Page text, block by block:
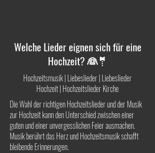
Welche Lieder eignen sich für eine
Hochzeit? 👰🤵
Hochzeitsmusik | Liebeslieder | Liebeslieder
Hochzeit | Hochzeitslieder Kirche
Die Wahl der richtigen Hochzeitslieder und der Musik
zur Hochzeit kann den Unterschied zwischen einer
guten und einer unvergesslichen Feier ausmachen.
Musik berührt das Herz und Hochzeitsmusik schafft
bleibende Erinnerungen.